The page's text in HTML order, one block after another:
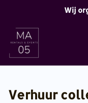
Wij
Verhuur